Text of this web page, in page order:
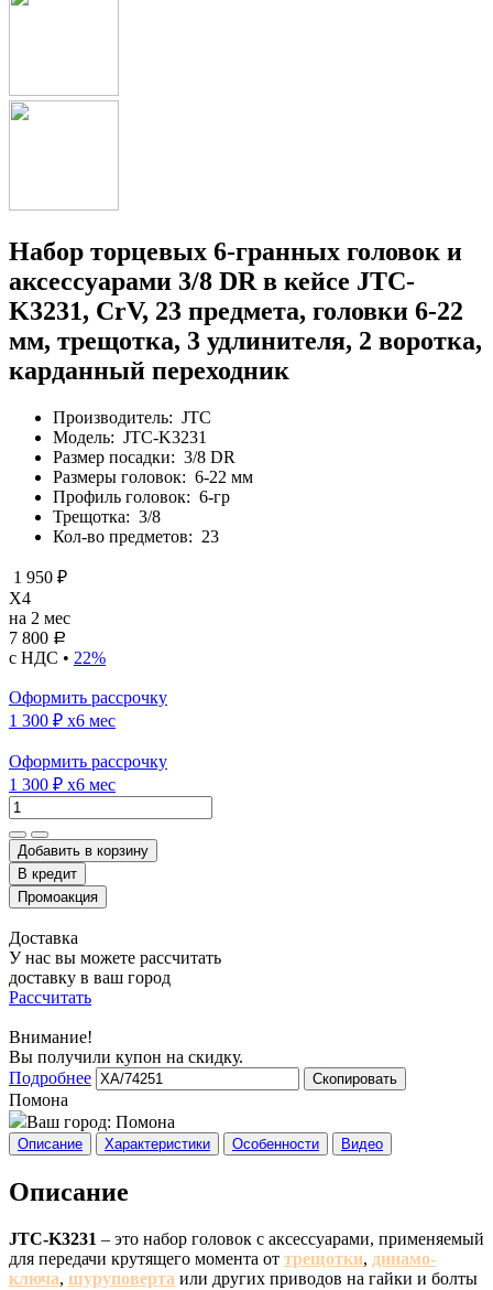
Набор торцевых 6-гранных головок и
аксессуарами 3/8 DR в кейсе JTC-
K3231, CrV, 23 предмета, головки 6-22
мм, трещотка, 3 удлинителя, 2 воротка,
карданный переходник
Производитель: JTC
Модель: JTC-K3231
Размер посадки: 3/8 DR
Размеры головок: 6-22 мм
Профиль головок: 6-гр
Трещотка: 3/8
Кол-во предметов: 23
1 950 ₽
X4
на 2 мес
7 800 Р
с НДС • 22%
Оформить рассрочку
1 300 ₽ x6 мес
Оформить рассрочку
1 300 ₽ x6 мес
Добавить в корзину
Доставка
У нас вы можете рассчитать
доставку в ваш город
Рассчитать
Внимание!
Вы получили купон на скидку.
Подробнее
Скопировать
Помона
Ваш город: Помона
Описание Характеристики Особенности Видео
Описание
JTC-K3231 – это набор головок с аксессуарами, применяемый
для передачи крутящего момента от трещотки, динамо-
ключа, шуруповерта или других приводов на гайки и болты